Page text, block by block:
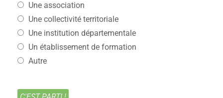
Une association
Une collectivité territoriale
Une institution départementale
Un établissement de formation
Autre